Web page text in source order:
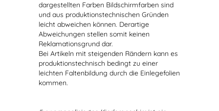
dargestellten Farben Bildschirmfarben sind
und aus produktionstechnischen Gründen
leicht abweichen können. Derartige
Abweichungen stellen somit keinen
Reklamationsgrund dar.
Bei Artikeln mit steigenden Rändern kann es
produktionstechnisch bedingt zu einer
leichten Faltenbildung durch die Einlegefolien
kommen.